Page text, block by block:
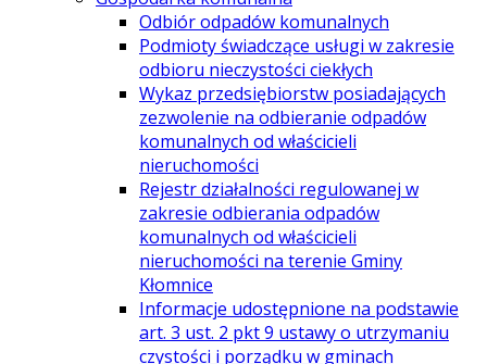
Odbiór odpadów komunalnych
Podmioty świadczące usługi w zakresie
odbioru nieczystości ciekłych
Wykaz przedsiębiorstw posiadających
zezwolenie na odbieranie odpadów
komunalnych od właścicieli
nieruchomości
Rejestr działalności regulowanej w
zakresie odbierania odpadów
komunalnych od właścicieli
nieruchomości na terenie Gminy
Kłomnice
Informacje udostępnione na podstawie
art. 3 ust. 2 pkt 9 ustawy o utrzymaniu
czystości i porządku w gminach